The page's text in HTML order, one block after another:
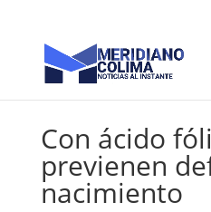
Con ácido
previenen
nacimiento